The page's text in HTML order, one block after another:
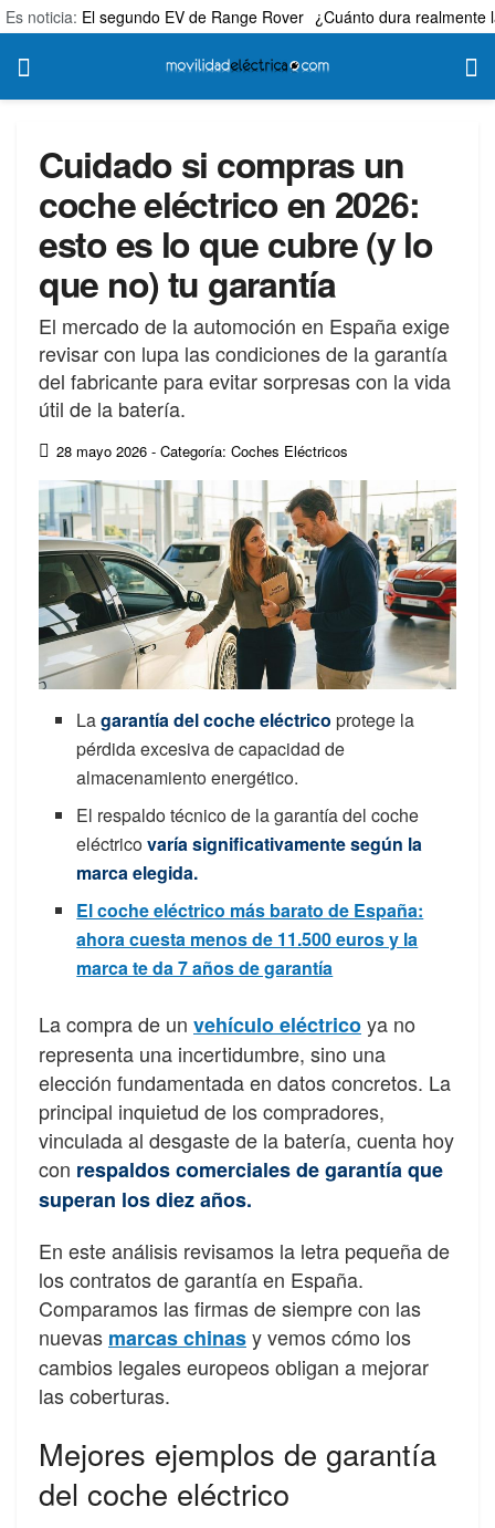
Es noticia: El segundo EV de Range Rover ¿Cuánto dura realmente
Cuidado si compras un
coche eléctrico en 2026:
esto es lo que cubre (y lo
que no) tu garantía
El mercado de la automoción en España exige
revisar con lupa las condiciones de la garantía
del fabricante para evitar sorpresas con la vida
útil de la batería.
28 mayo 2026 - Categoría: Coches Eléctricos
Lagarantía del coche eléctrico protege la
pérdida excesiva de capacidad de
almacenamiento energético.
El respaldo técnico de la garantía del coche
eléctricovaría significativamente según la
marca elegida.
El coche eléctrico más barato de España:
ahora cuesta menos de 11.500 euros y la
marca te da 7 años de garantía
La compra de un vehículo eléctricoya no
representa una incertidumbre, sino una
elección fundamentada en datos concretos. La
principal inquietud de los compradores,
vinculada al desgaste de la batería, cuenta hoy
con respaldos comerciales de garantía que
superan los diez años.
En este análisis revisamos la letra pequeña de
los contratos de garantía en España.
Comparamos las firmas de siempre con las
nuevas marcas chinasy vemos cómo los
cambios legales europeos obligan a mejorar
las coberturas.
Mejores ejemplos de garantía
del coche eléctrico